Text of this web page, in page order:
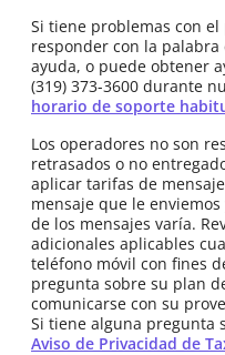
Si tiene problemas con
responder con la palabra
ayuda, o puede obtener
(319) 373-3600 durante
horario de soporte
Los operadores no son
retrasados o no
aplicar tarifas de
mensaje que le
de los mensajes varía.
adicionales aplicables
teléfono móvil con fines
pregunta sobre su plan
comunicarse con su
Si tiene alguna pregunta
Aviso de Privacidad de